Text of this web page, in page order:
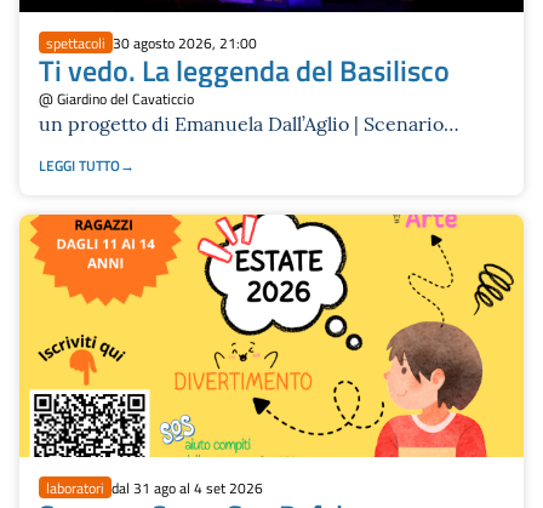
spettacoli 30 agosto 2026, 21:00
Ti vedo. La leggenda del Basilisco
@ Giardino del Cavaticcio
un progetto di Emanuela Dall’Aglio | Scenario
LEGGI TUTTO
laboratori dal 31 ago al 4 set 2026